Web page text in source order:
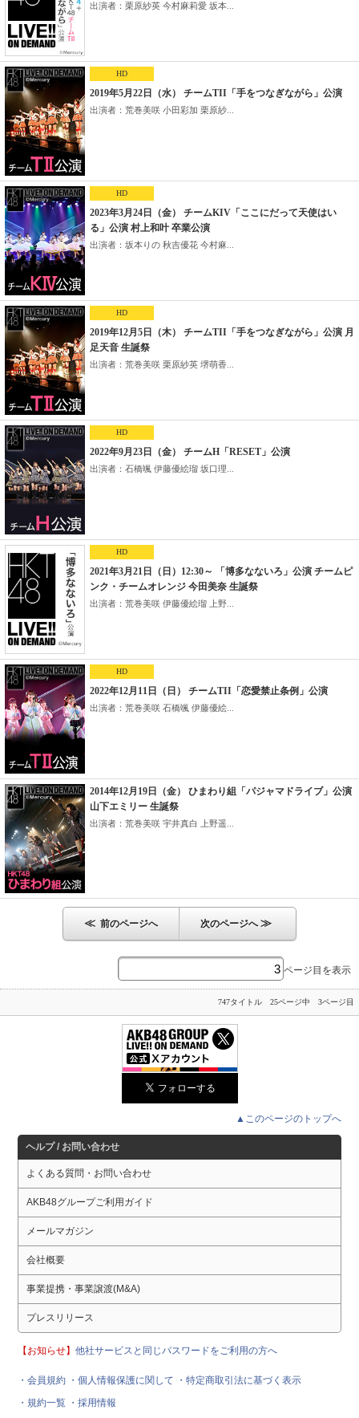
出演者：栗原紗英 今村麻莉愛 坂本...
HD
2019年5月22日（水） チームTII「手をつなぎながら」公演
出演者：荒巻美咲 小田彩加 栗原紗...
HD
2023年3月24日（金） チームKIV「ここにだって天使はい
る」公演 村上和叶 卒業公演
出演者：坂本りの 秋吉優花 今村麻...
HD
2019年12月5日（木） チームTII「手をつなぎながら」公演 月
足天音 生誕祭
出演者：荒巻美咲 栗原紗英 堺萌香...
HD
2022年9月23日（金） チームH「RESET」公演
出演者：石橋颯 伊藤優絵瑠 坂口理...
HD
2021年3月21日（日）12:30～ 「博多なないろ」公演 チームピ
ンク・チームオレンジ 今田美奈 生誕祭
出演者：荒巻美咲 伊藤優絵瑠 上野...
HD
2022年12月11日（日） チームTII「恋愛禁止条例」公演
出演者：荒巻美咲 石橋颯 伊藤優絵...
2014年12月19日（金） ひまわり組「パジャマドライブ」公演
山下エミリー 生誕祭
出演者：荒巻美咲 宇井真白 上野遥...
≪ 前のページへ 次のページへ≫
ページ目を表示
747タイトル 25ページ中 3ページ目
▲このページのトップへ
ヘルプ / お問い合わせ
よくある質問・お問い合わせ
AKB48グループご利用ガイド
メールマガジン
会社概要
事業提携・事業譲渡(M&A)
プレスリリース
【お知らせ】他社サービスと同じパスワードをご利用の方へ
・会員規約 ・個人情報保護に関して
・特定商取引法に基づく表示
・規約一覧 ・採用情報